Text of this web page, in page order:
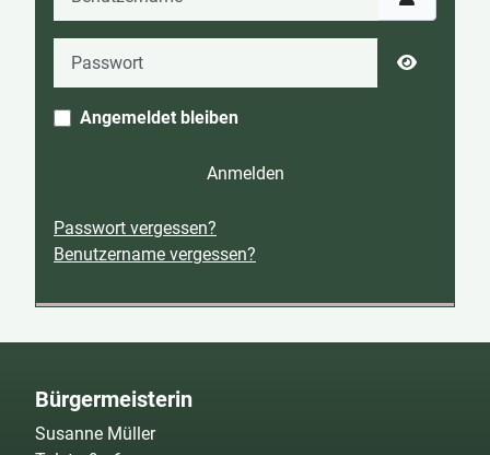
Angemeldet bleiben
Anmelden
Passwort vergessen?
Benutzername vergessen?
Bürgermeisterin
Susanne Müller